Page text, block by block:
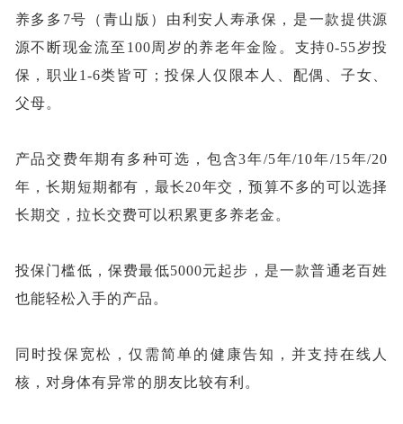
养多多 7号（青山版）由利安人寿承保，是一款提供源
源不断现金流至100周岁的养老年金险。支持0-55岁投
保，职业1-6类皆可；投保人仅限本人、配偶、子女、
父母。
产品交费年期有多种可选，包含3年/5年/10年/15年/20
年，长期短期都有，最长20年交，预算不多的可以选择
长期交，拉长交费可以积累更多养老金。
投保门槛低，保费最低5000元起步，是一款普通老百姓
也能轻松入手的产品。
同时投保宽松，仅需简单的健康告知，并支持在线人
核，对身体有异常的朋友比较有利。